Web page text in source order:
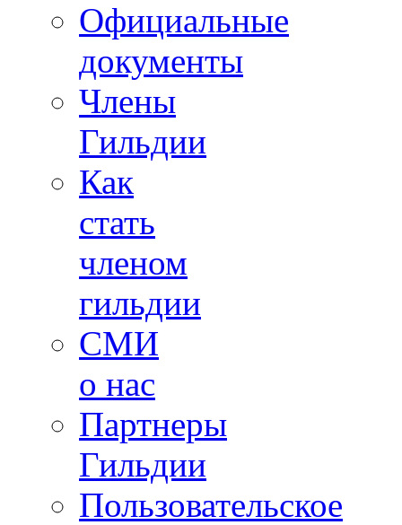
Официальные
документы
Члены
Гильдии
Как
стать
членом
гильдии
СМИ
о нас
Партнеры
Гильдии
Пользовательское